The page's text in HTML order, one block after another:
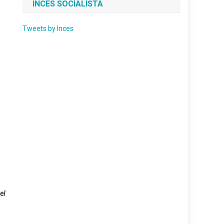
INCES SOCIALISTA
Tweets by Inces